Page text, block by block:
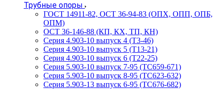
Трубные опоры
ГОСТ 14911-82, ОСТ 36-94-83 (ОПХ, ОПП, ОПБ,
ОПМ)
ОСТ 36-146-88 (КП, КХ, ТП, КН)
Серия 4.903-10 выпуск 4 (Т3-46)
Серия 4.903-10 выпуск 5 (Т13-21)
Серия 4.903-10 выпуск 6 (Т22-25)
Серия 5.903-10 выпуск 7-95 (ТС659-671)
Серия 5.903-10 выпуск 8-95 (ТС623-632)
Серия 5.903-13 выпуск 6-95 (ТС676-682)